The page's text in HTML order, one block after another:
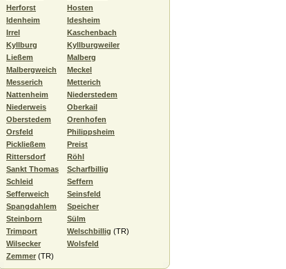
Herforst
Hosten
Idenheim
Idesheim
Irrel
Kaschenbach
Kyllburg
Kyllburgweiler
Ließem
Malberg
Malbergweich
Meckel
Messerich
Metterich
Nattenheim
Niederstedem
Niederweis
Oberkail
Oberstedem
Orenhofen
Orsfeld
Philippsheim
Pickließem
Preist
Rittersdorf
Röhl
Sankt Thomas
Scharfbillig
Schleid
Seffern
Sefferweich
Seinsfeld
Spangdahlem
Speicher
Steinborn
Sülm
Trimport
Welschbillig (TR)
Wilsecker
Wolsfeld
Zemmer (TR)